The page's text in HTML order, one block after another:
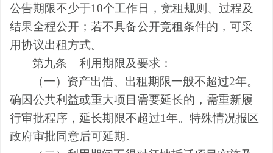
公告期限不少于10个工作日 ， 竞租规则、过程及
结果全程公开 ； 若不具备公开竞租条件的，可采
用协议出租方式。
第九条
利用期限及要求：
（一）资产出借、出租期限一般不超过2年。
确因公共利益或重大项目需要延长的，需重新履
行审批程序，延长期限不超过1年。 特殊情况报区
政府审批同意后可延期。